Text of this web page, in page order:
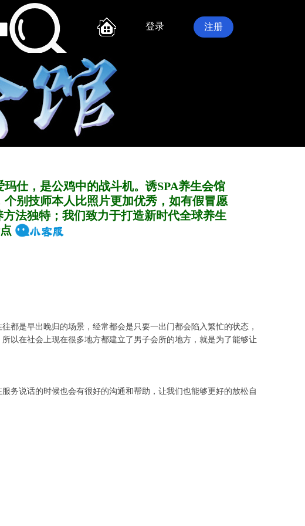
登录 注册
仕，是公鸡中的战斗机。诱SPA养生会馆
别技师本人比照片更加优秀，如有假冒愿
法独特；我们致力于打造新时代全球养生
都是早出晚归的场景，经常都会是只要一出门都会陷入繁忙的状态，
以在社会上现在很多地方都建立了男子会所的地方，就是为了能够让
务说话的时候也会有很好的沟通和帮助，让我们也能够更好的放松自